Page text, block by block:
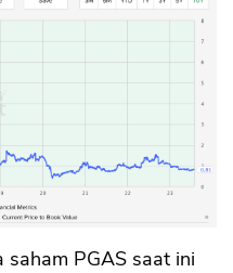
saham PGAS saat ini